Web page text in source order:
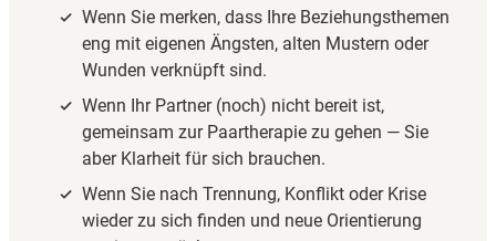
Wenn Sie merken, dass Ihre Beziehungsthemen
eng mit eigenen Ängsten, alten Mustern oder
Wunden verknüpft sind.
Wenn Ihr Partner (noch) nicht bereit ist,
gemeinsam zur Paartherapie zu gehen — Sie
aber Klarheit für sich brauchen.
Wenn Sie nach Trennung, Konflikt oder Krise
wieder zu sich finden und neue Orientierung